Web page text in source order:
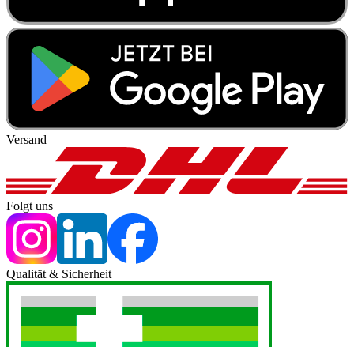
Versand
Folgt uns
Qualität & Sicherheit